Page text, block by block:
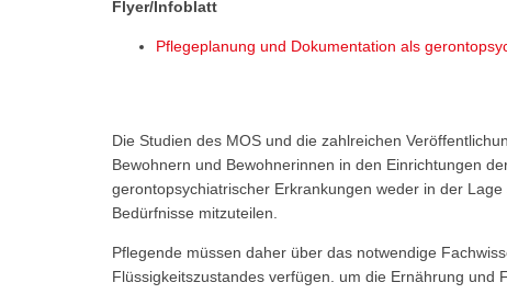
Flyer/Infoblatt
Pflegeplanung und Dokumentation als
Die Studien des MOS und die zahlreichen
Bewohnern und Bewohnerinnen in den Einrichtungen
gerontopsychiatrischer Erkrankungen weder in der
Bedürfnisse mitzuteilen.
Pflegende müssen daher über das notwendige
Flüssigkeitszustandes verfügen. um die Ernährung und